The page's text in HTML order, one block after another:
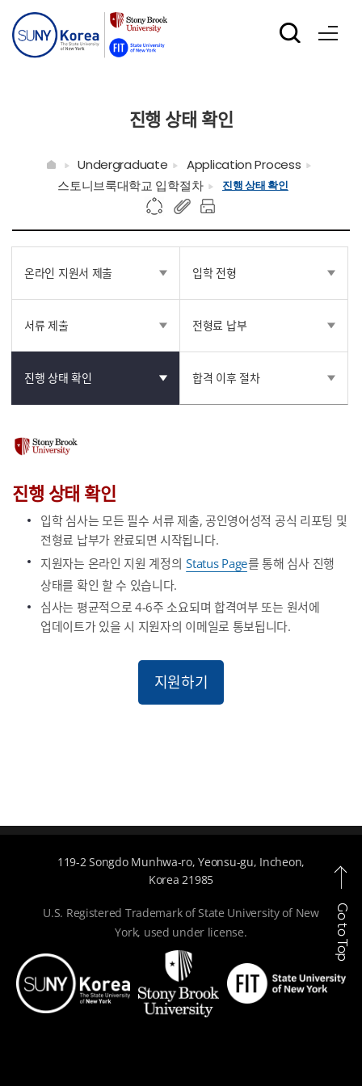
진행 상태 확인
Undergraduate
Application Process
스토니브룩대학교 입학절차
진행 상태 확인
온라인 지원서 제출 입학 전형
서류 제출 전형료 납부
진행 상태 확인 합격 이후 절차
진행 상태 확인
입학 심사는 모든 필수 서류 제출, 공인영어성적 공식 리포팅 및
전형료 납부가 완료되면 시작됩니다.
지원자는 온라인 지원 계정의 Status Page를 통해 심사 진행
상태를 확인 할 수 있습니다.
심사는 평균적으로 4-6주 소요되며 합격여부 또는 원서에
업데이트가 있을 시 지원자의 이메일로 통보됩니다.
지원하기
Go to Top
119-2 Songdo Munhwa-ro, Yeonsu-gu, Incheon,
Korea 21985
U.S. Registered Trademark of State University of New
York, used under license.